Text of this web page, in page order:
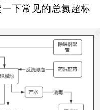
下常见的总氮超标